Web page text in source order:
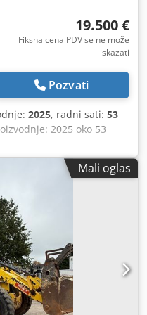
19.500 €
Fiksna cena PDV se ne može
iskazati
Pozvati
2025, radni sati: 53
2025 oko 53
Težina: 1,94
motor 3TNE88 Japan
hodni mehanizam,
uz zidove i živu
kopanja 238 cm
Kayaba Japan 2x
svetla Radio sa SD/USB
(za grabilicu/čekić/škare)
pravim protivtegom,
pozadi što dovodi do
garancije prema
Mali oglas